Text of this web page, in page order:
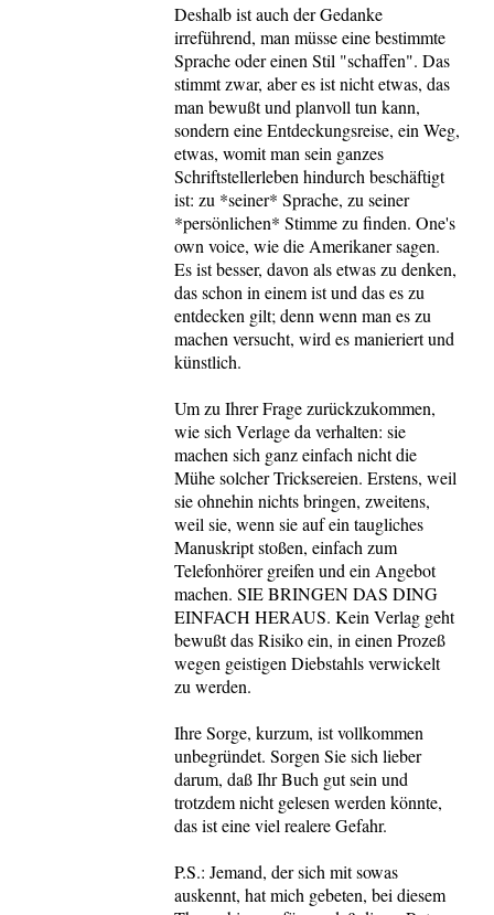
Deshalb ist auch der Gedanke
irreführend, man müsse eine bestimmte
Sprache oder einen Stil "schaffen". Das
stimmt zwar, aber es ist nicht etwas, das
man bewußt und planvoll tun kann,
sondern eine Entdeckungsreise, ein Weg,
etwas, womit man sein ganzes
Schriftstellerleben hindurch beschäftigt
ist: zu *seiner* Sprache, zu seiner
*persönlichen* Stimme zu finden. One's
own voice, wie die Amerikaner sagen.
Es ist besser, davon als etwas zu denken,
das schon in einem ist und das es zu
entdecken gilt; denn wenn man es zu
machen versucht, wird es manieriert und
künstlich.
Um zu Ihrer Frage zurückzukommen,
wie sich Verlage da verhalten: sie
machen sich ganz einfach nicht die
Mühe solcher Tricksereien. Erstens, weil
sie ohnehin nichts bringen, zweitens,
weil sie, wenn sie auf ein taugliches
Manuskript stoßen, einfach zum
Telefonhörer greifen und ein Angebot
machen. SIE BRINGEN DAS DING
EINFACH HERAUS. Kein Verlag geht
bewußt das Risiko ein, in einen Prozeß
wegen geistigen Diebstahls verwickelt
zu werden.
Ihre Sorge, kurzum, ist vollkommen
unbegründet. Sorgen Sie sich lieber
darum, daß Ihr Buch gut sein und
trotzdem nicht gelesen werden könnte,
das ist eine viel realere Gefahr.
P.S.: Jemand, der sich mit sowas
auskennt, hat mich gebeten, bei diesem